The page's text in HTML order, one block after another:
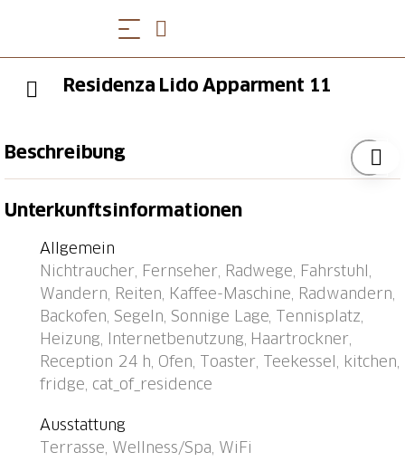
Residenza Lido Apparment 11
Beschreibung
"Residenza Lido", auf 6 Stockwerken, umgeben von
Zentrum von Piazza Grande, sonnige Lage, exzellente
Lage: Absolut zentral und dennoch ruhig, 50 m vom
See, im Grünen. Im Hause: Empfang, Aufenthaltsraum,
Fahrstuhl, Dachterrasse, Zentralheizung. Zufahrt bis
zum Haus. Öffentliche Parkplätze 100 m auf der
Strasse extra. Einkaufsgeschäft 1.1 km,
Lebensmittelgeschäft 1.1 km, Restaurant, Café 80 m,
Zentrum zu Fuss in 15 Minuten erreichbar,
Bushaltestelle "Linie 3 + 4" 50 m, Bahnstation
"Locarno SBB-CFF" 3 km, Freibad, Hallenbad 50 m,
Unterkunftsinformationen
Allgemein
Nichtraucher, Fernseher, Radwege, Fahrstuhl,
Wandern, Reiten, Kaffee-Maschine, Radwandern,
Backofen, Segeln, Sonnige Lage, Tennisplatz,
Heizung, Internetbenutzung, Haartrockner,
Reception 24 h, Ofen, Toaster, Teekessel, kitchen,
fridge, cat_of_residence
Ausstattung
Terrasse, Wellness/Spa, WiFi